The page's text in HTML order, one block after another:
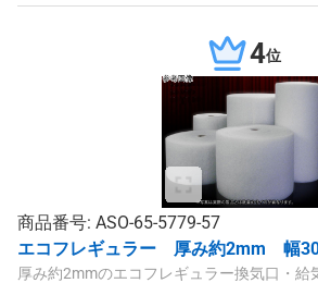
4位
商品番号: ASO-65-5779-57
エコフレギュラー 厚み約2mm 幅
厚み約2mmのエコフレギュラー換気口・給